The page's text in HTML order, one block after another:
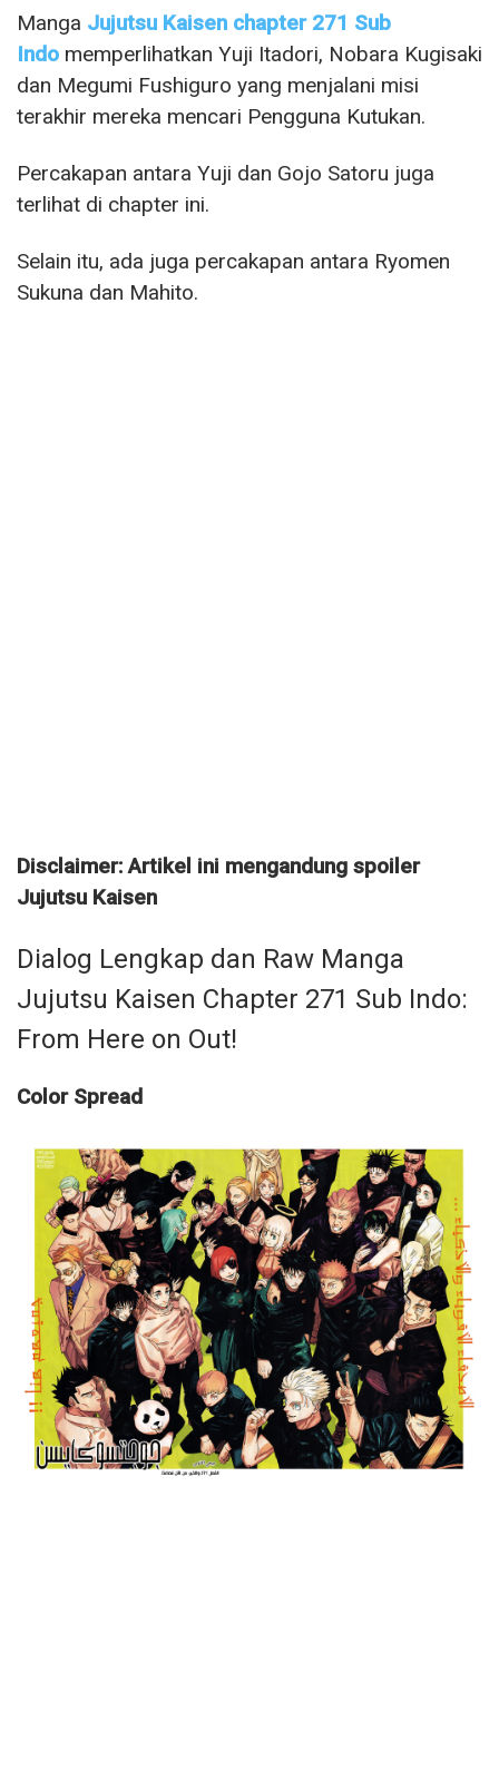
Manga Jujutsu Kaisen chapter 271 Sub
Indo memperlihatkan Yuji Itadori, Nobara Kugisaki
dan Megumi Fushiguro yang menjalani misi
terakhir mereka mencari Pengguna Kutukan.
Percakapan antara Yuji dan Gojo Satoru juga
terlihat di chapter ini.
Selain itu, ada juga percakapan antara Ryomen
Sukuna dan Mahito.
Disclaimer: Artikel ini mengandung spoiler
Jujutsu Kaisen
Dialog Lengkap dan Raw Manga
Jujutsu Kaisen Chapter 271 Sub Indo:
From Here on Out!
Color Spread